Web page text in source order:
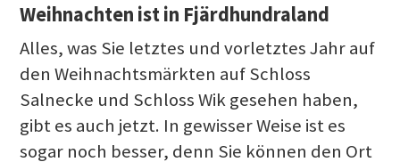
Weihnachten ist in Fjärdhundraland
Alles, was Sie letztes und vorletztes Jahr auf
den Weihnachtsmärkten auf Schloss
Salnecke und Schloss Wik gesehen haben,
gibt es auch jetzt. In gewisser Weise ist es
sogar noch besser, denn Sie können den Ort